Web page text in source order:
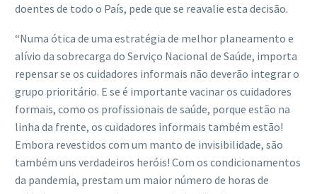
doentes de todo o País, pede que se reavalie esta decisão.
“Numa ótica de uma estratégia de melhor planeamento e
alívio da sobrecarga do Serviço Nacional de Saúde, importa
repensar se os cuidadores informais não deverão integrar o
grupo prioritário. E se é importante vacinar os cuidadores
formais, como os profissionais de saúde, porque estão na
linha da frente, os cuidadores informais também estão!
Embora revestidos com um manto de invisibilidade, são
também uns verdadeiros heróis! Com os condicionamentos
da pandemia, prestam um maior número de horas de